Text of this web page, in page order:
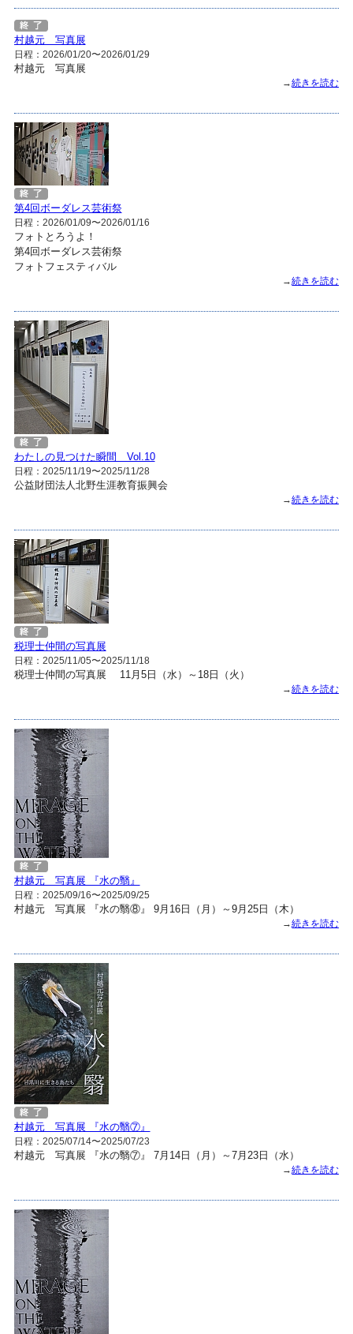
村越元 写真展
日程：2026/01/20〜2026/01/29
村越元 写真展
→続きを読む
第4回ボーダレス芸術祭
日程：2026/01/09〜2026/01/16
フォトとろうよ！
第4回ボーダレス芸術祭
フォトフェスティバル
→続きを読む
わたしの見つけた瞬間 Vol.10
日程：2025/11/19〜2025/11/28
公益財団法人北野生涯教育振興会
→続きを読む
税理士仲間の写真展
日程：2025/11/05〜2025/11/18
税理士仲間の写真展 11月5日（水）～18日（火）
→続きを読む
村越元 写真展 『水の翳』
日程：2025/09/16〜2025/09/25
村越元 写真展 『水の翳⑧』 9月16日（月）～9月25日（木）
→続きを読む
村越元 写真展 『水の翳⑦』
日程：2025/07/14〜2025/07/23
村越元 写真展 『水の翳⑦』 7月14日（月）～7月23日（水）
→続きを読む